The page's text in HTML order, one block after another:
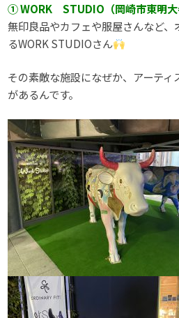
① WORK STUDIO（岡崎市東明大
無印良品やカフェや服屋さんなど
るWORK STUDIOさん
その素敵な施設になぜか、アーティ
があるんです。